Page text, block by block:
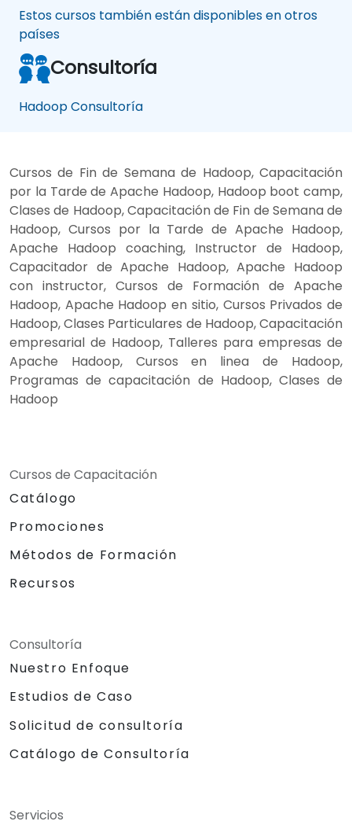
Estos cursos también están disponibles en otros
países
Consultoría
Hadoop Consultoría
Cursos de Fin de Semana de Hadoop, Capacitación
por la Tarde de Apache Hadoop, Hadoop boot camp,
Clases de Hadoop, Capacitación de Fin de Semana de
Hadoop, Cursos por la Tarde de Apache Hadoop,
Apache Hadoop coaching, Instructor de Hadoop,
Capacitador de Apache Hadoop, Apache Hadoop
con instructor, Cursos de Formación de Apache
Hadoop, Apache Hadoop en sitio, Cursos Privados de
Hadoop, Clases Particulares de Hadoop, Capacitación
empresarial de Hadoop, Talleres para empresas de
Apache Hadoop, Cursos en linea de Hadoop,
Programas de capacitación de Hadoop, Clases de
Hadoop
Cursos de Capacitación
Catálogo
Promociones
Métodos de Formación
Recursos
Consultoría
Nuestro Enfoque
Estudios de Caso
Solicitud de consultoría
Catálogo de Consultoría
Servicios